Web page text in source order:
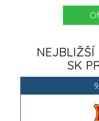
NEJBLIŽŠÍ
SK